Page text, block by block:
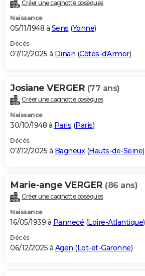
Créer une cagnotte obsèques
Naissance
05/11/1948 à Sens (Yonne)
Décès
07/12/2025 à Dinan (Côtes-d'Armor)
Josiane VERGER (77 ans)
Créer une cagnotte obsèques
Naissance
30/10/1948 à Paris (Paris)
Décès
07/12/2025 à Bagneux(Hauts-de-Seine)
Marie-ange VERGER (86 ans)
Créer une cagnotte obsèques
Naissance
16/05/1939 à Pannecé (Loire-Atlantique)
Décès
06/12/2025 à Agen (Lot-et-Garonne)